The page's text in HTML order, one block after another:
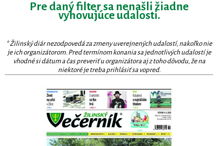
Pre daný filter sa nenašli žiadne
vyhovujúce udalosti.
* Žilinský diár nezodpovedá za zmeny uverejnených udalostí, nakoľko nie
je ich organizátorom. Pred termínom konania sa jednotlivých udalostí je
vhodné si dátum a čas preveriť u organizátora aj z toho dôvodu, že na
niektoré je treba prihlásiť sa vopred.